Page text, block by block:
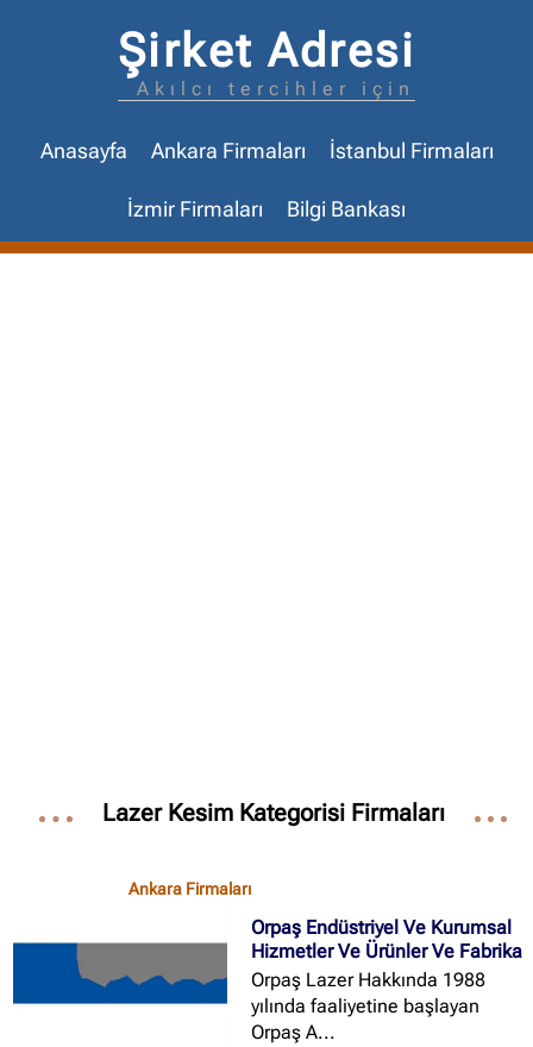
Şirket Adresi
Akılcı tercihler için
Anasayfa Ankara Firmaları İstanbul Firmaları
İzmir Firmaları Bilgi Bankası
Lazer Kesim Kategorisi Firmaları
Ankara Firmaları
Orpaş Endüstriyel Ve Kurumsal
Hizmetler Ve Ürünler Ve Fabrika
Orpaş Lazer Hakkında 1988
yılında faaliyetine başlayan
Orpaş A...